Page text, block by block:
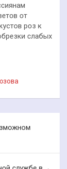
от
роз к
слабых